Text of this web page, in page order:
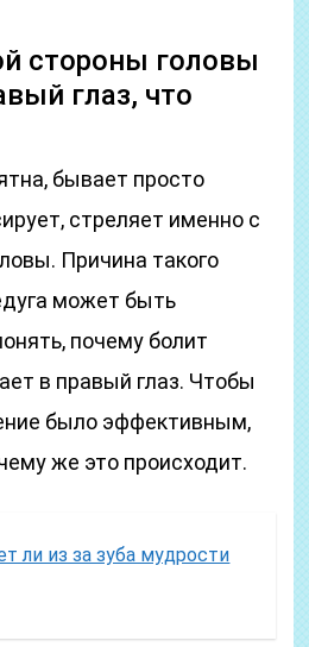
стороны головы
глаз, что
бывает просто
стреляет именно с
Причина такого
может быть
почему болит
в правый глаз. Чтобы
было эффективным,
же это происходит.
ли из за зуба мудрости